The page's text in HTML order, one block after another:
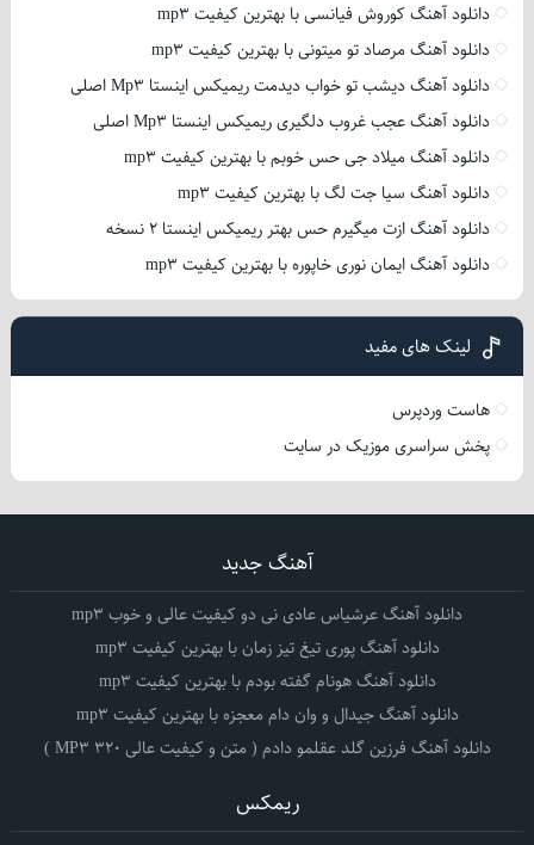
دانلود آهنگ کوروش فیانسی با بهترین کیفیت mp3
دانلود آهنگ مرصاد تو میتونی با بهترین کیفیت mp3
دانلود آهنگ دیشب تو خواب دیدمت ریمیکس اینستا Mp3 اصلی
دانلود آهنگ عجب غروب دلگیری ریمیکس اینستا Mp3 اصلی
دانلود آهنگ میلاد جی حس خوبم با بهترین کیفیت mp3
دانلود آهنگ سیا جت لگ با بهترین کیفیت mp3
دانلود آهنگ ازت میگیرم حس بهتر ریمیکس اینستا 2 نسخه
دانلود آهنگ ایمان نوری خاپوره با بهترین کیفیت mp3
لینک های مفید
هاست وردپرس
پخش سراسری موزیک در سایت
آهنگ جدید
دانلود آهنگ عرشیاس عادی نی دو کیفیت عالی و خوب mp3
دانلود آهنگ پوری تیغ تیز زمان با بهترین کیفیت mp3
دانلود آهنگ هونام گفته بودم با بهترین کیفیت mp3
دانلود آهنگ جیدال و وان دام معجزه با بهترین کیفیت mp3
دانلود آهنگ فرزین گلد عقلمو دادم ( متن و کیفیت عالی 320 MP3 )
ریمکس